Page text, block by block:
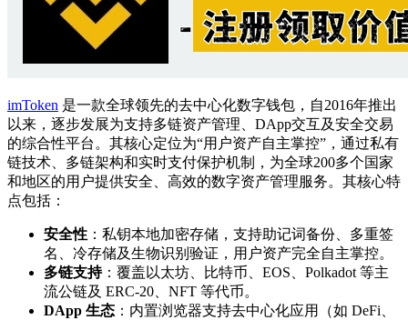
imToken 是一款全球领先的去中心化数字钱包，自2016年推出
以来，逐步发展为支持多链资产管理、DApp交互及安全交易
的综合性平台 。其核心定位为“用户资产自主掌控”，通过私有
链技术、多链架构和实时支付保护机制，为全球200多个国家
和地区的用户提供安全、高效的数字资产管理服务。其核心特
点包括：
安全性 ：私钥本地加密存储，支持助记词备份、多重签
名、冷存储及生物识别验证，用户资产完全自主掌控。
多链支持：覆盖以太坊、比特币、EOS、Polkadot 等主
流公链及 ERC-20、NFT 等代币。
DApp 生态 ：内置浏览器支持去中心化应用（如 DeFi、